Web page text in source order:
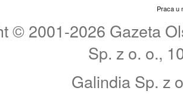
Praca u
© 2001-2026 Gazeta
Sp. z o. o.,
Galindia Sp. z